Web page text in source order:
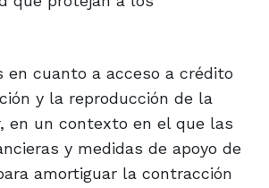
en cuanto a acceso a crédito
y la reproducción de la
en un contexto en el que las
y medidas de apoyo de
amortiguar la contracción